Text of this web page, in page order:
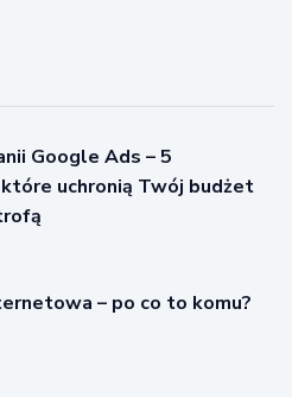
Google Ads – 5
uchronią Twój budżet
– po co to komu?